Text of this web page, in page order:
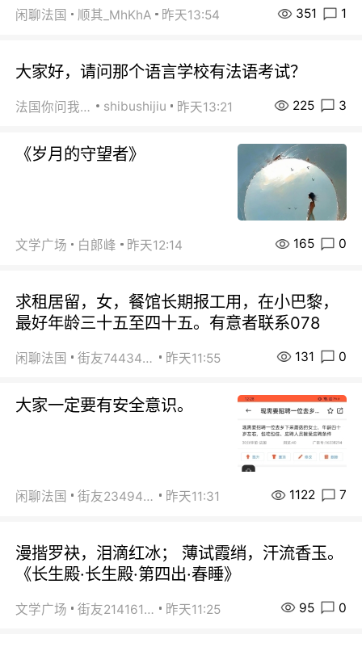
闲聊法国 顺其_MhKhA 昨天13:54 351 1
大家好，请问那个语言学校有法语考试？
法国你问我答 shibushijiu 昨天13:21 225 3
《岁月的守望者》
文学广场 白郞峰 昨天12:14 165 0
求租居留，女，餐馆长期报工用，在小巴黎，
最好年龄三十五至四十五。有意者联系078
闲聊法国 街友74434350 昨天11:55 131 0
大家一定要有安全意识。
闲聊法国 街友23494008 昨天11:31 1122 7
漫揩罗袂，泪滴红冰； 薄试霞绡，汗流香玉。
《长生殿·长生殿·第四出·春睡》
文学广场 街友21416156 昨天11:25 95 0